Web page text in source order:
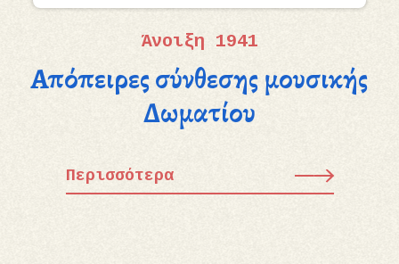
Άνοιξη 1941
Απόπειρες σύνθεσης μουσικής
Δωματίου
Περισσότερα